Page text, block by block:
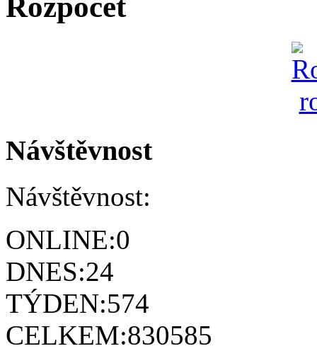
Rozpočet
Návštěvnost
Návštěvnost:
ONLINE:0
DNES:24
TÝDEN:574
CELKEM:830585